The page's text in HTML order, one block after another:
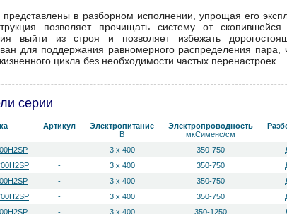
в разборном исполнении, упрощая его
позволяет прочищать систему от
выйти из строя и позволяет избежать
для поддержания равномерного распределения пара,
цикла без необходимости частых перенастроек.
серии
Артикул
Электропитание
В
Электропроводность
мкСименс/см
- 3 х 400 350-750
- 3 х 400 350-750
- 3 х 400 350-750
- 3 х 400 350-750
- 3 х 400 350-1250